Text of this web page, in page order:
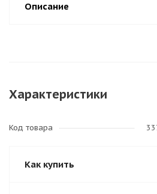
Описание
Характеристики
Код товара
Как купить